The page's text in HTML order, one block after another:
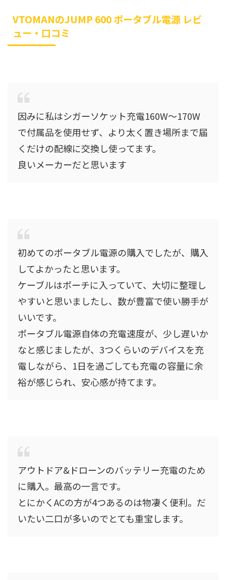
VTOMANのJUMP 600 ポータブル電源 レビ
ュー・口コミ
因みに私はシガーソケット充電160W〜170W
で付属品を使用せず、より太く置き場所まで届
くだけの配線に交換し使ってます。
良いメーカーだと思います
初めてのポータブル電源の購入でしたが、購入
してよかったと思います。
ケーブルはポーチに入っていて、大切に整理し
やすいと思いましたし、数が豊富で使い勝手が
いいです。
ポータブル電源自体の充電速度が、少し遅いか
なと感じましたが、3つくらいのデバイスを充
電しながら、1日を過ごしても充電の容量に余
裕が感じられ、安心感が持てます。
アウトドア&ドローンのバッテリー充電のため
に購入。最高の一言です。
とにかくACの方が4つあるのは物凄く便利。だ
いたい二口が多いのでとても重宝します。